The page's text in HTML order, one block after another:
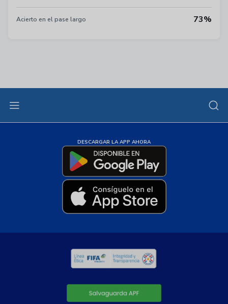
Acierto en el pase largo 73%
DESCARGAR LA APP AHORA